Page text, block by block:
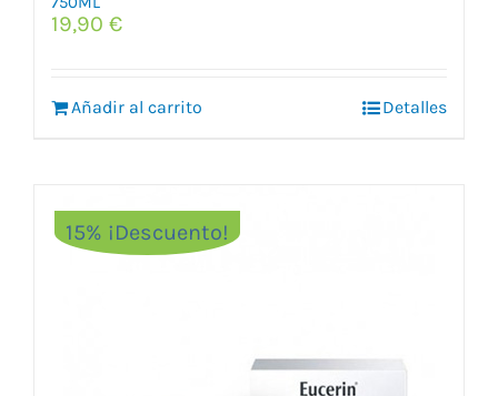
19,90 €
Añadir al carrito Detalles
15% ¡Descuento!